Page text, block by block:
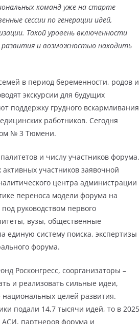
команд уже на старте
сессии по генерации идей,
Такой уровень включенности
и возможностью находить
в период беременности, родов и
экскурсии для будущих
поддержку грудного вскармливания
работников. Сегодня
№ 3 Тюмени.
и числу участников форума.
участников заявочной
центра администрации
переноса модели форума на
руководством первого
вузы, общественные
единую систему поиска, экспертизы
форума.
Росконгресс, соорганизаторы –
и реализовать сильные идеи,
целей развития.
подали 14,7 тысячи идей, то в 2025
АСИ, партнеров форума и